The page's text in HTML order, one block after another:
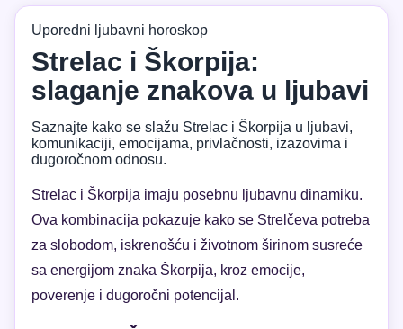
Uporedni ljubavni horoskop
Strelac i Škorpija:
slaganje znakova u ljubavi
Saznajte kako se slažu Strelac i Škorpija u ljubavi,
komunikaciji, emocijama, privlačnosti, izazovima i
dugoročnom odnosu.
Strelac i Škorpija imaju posebnu ljubavnu dinamiku.
Ova kombinacija pokazuje kako se Strelčeva potreba
za slobodom, iskrenošću i životnom širinom susreće
sa energijom znaka Škorpija, kroz emocije,
poverenje i dugoročni potencijal.